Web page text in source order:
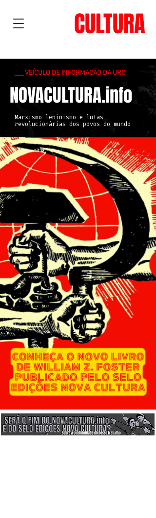
CULTURA
___ VEÍCULO DE INFORMAÇÃO DA URC
NOVACULTURA.info
Marxismo-leninismo e lutas
revolucionárias dos povos do mundo